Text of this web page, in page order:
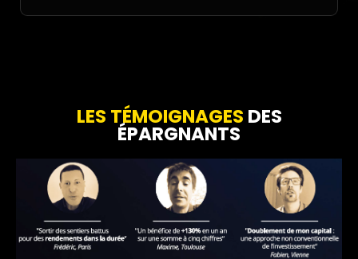
LES TÉMOIGNAGES DES
ÉPARGNANTS